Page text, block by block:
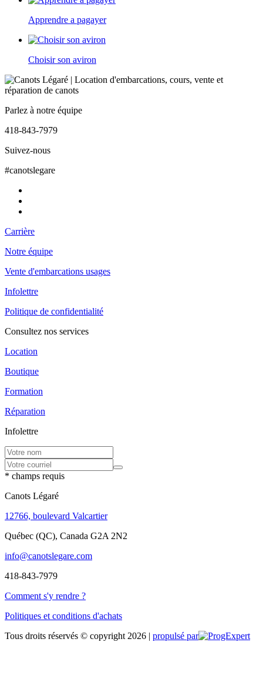
Apprendre a pagayer
Choisir son aviron
Parlez à notre équipe
418-843-7979
Suivez-nous
#canotslegare
Carrière
Notre équipe
Vente d'embarcations usages
Infolettre
Politique de confidentialité
Consultez nos services
Location
Boutique
Formation
Réparation
Infolettre
* champs requis
Canots Légaré
12766, boulevard Valcartier
Québec (QC), Canada G2A 2N2
info@canotslegare.com
418-843-7979
Comment s'y rendre ?
Politiques et conditions d'achats
Tous droits réservés © copyright 2026 | propulsé par